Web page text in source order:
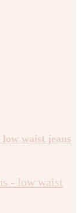
waist jeans